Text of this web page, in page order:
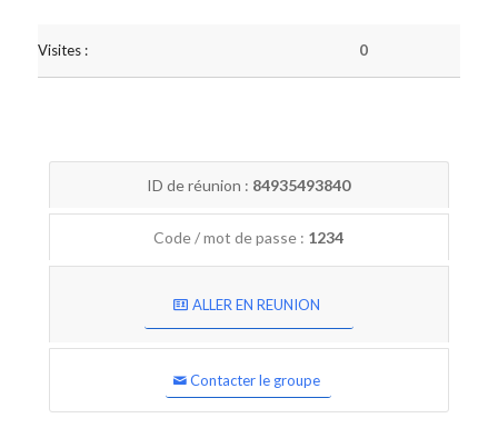
Visites : 0
ID de réunion : 84935493840
Code / mot de passe : 1234
ALLER EN REUNION
Contacter le groupe